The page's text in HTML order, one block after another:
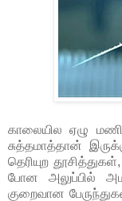
காலையில ஏழு
சுத்தமாத்தான்
தெரியுற
போன அலுப்பில்
குறைவான